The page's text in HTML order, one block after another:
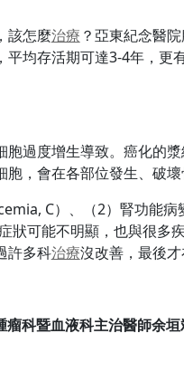
該怎麼治療 ？亞東紀念醫
平均存活期可達3-4年，更
過度增生導致。癌化的
，會在各部位發生、破
C）、（2）腎功能
可能不明顯，也與很多
許多科治療沒改善，最後才
科暨血液科主治醫師余垣